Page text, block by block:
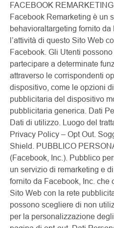
FACEBOOK
Facebook Remarketing è un
behavioraltargeting fornito
l’attività di questo Sito Web
Facebook. Gli Utenti
partecipare a determinate
attraverso le corrispondenti
dispositivo, come le opzioni
pubblicitaria del dispositivo
pubblicitaria generica. Dati
Dati di utilizzo. Luogo del
Privacy Policy – Opt Out.
Shield. PUBBLICO
(Facebook, Inc.). Pubblico
un servizio di remarketing e
fornito da Facebook, Inc. che
Sito Web con la rete
possono scegliere di non
per la personalizzazione